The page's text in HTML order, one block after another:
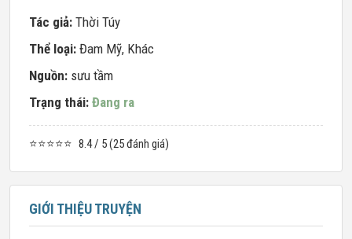
Tác giả: Thời Túy
Thể loại: Đam Mỹ, Khác
Nguồn: sưu tầm
Trạng thái: Đang ra
⭐⭐⭐⭐⭐ 8.4 / 5 (25 đánh giá)
GIỚI THIỆU TRUYỆN